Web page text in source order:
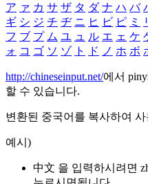
ア ァ カ サ ザ タ ダ ナ ハ バ
ギ シ ジ チ ヂ ニ ヒ ビ ピ ミ
フ ブ プ ム ユ ュ ル エ ェ ケ
ォ コ ゴ ソ ゾ ト ド ノ ホ ボ
http://chineseinput.net/에서
할 수 있습니다.
변환된 중국어를 복사하여
예시)
中文 을 입력하시려면